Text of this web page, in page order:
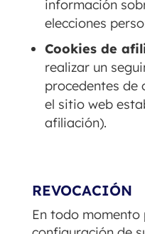
información
elecciones
Cookies de
realizar un
procedentes de
el sitio web
afiliación).
REVOCACIÓN
En todo